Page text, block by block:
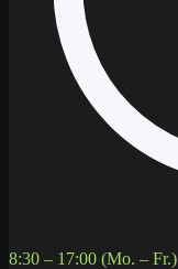
8:30 – 17:00 (Mo. – Fr.)